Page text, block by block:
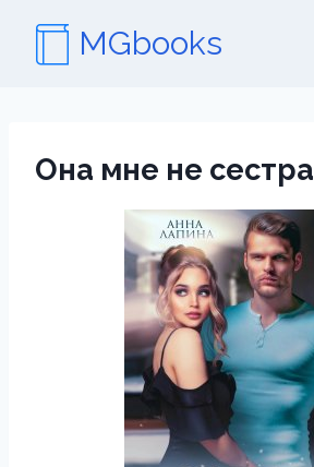
содержимому
MGbooks
Она мне не сестра